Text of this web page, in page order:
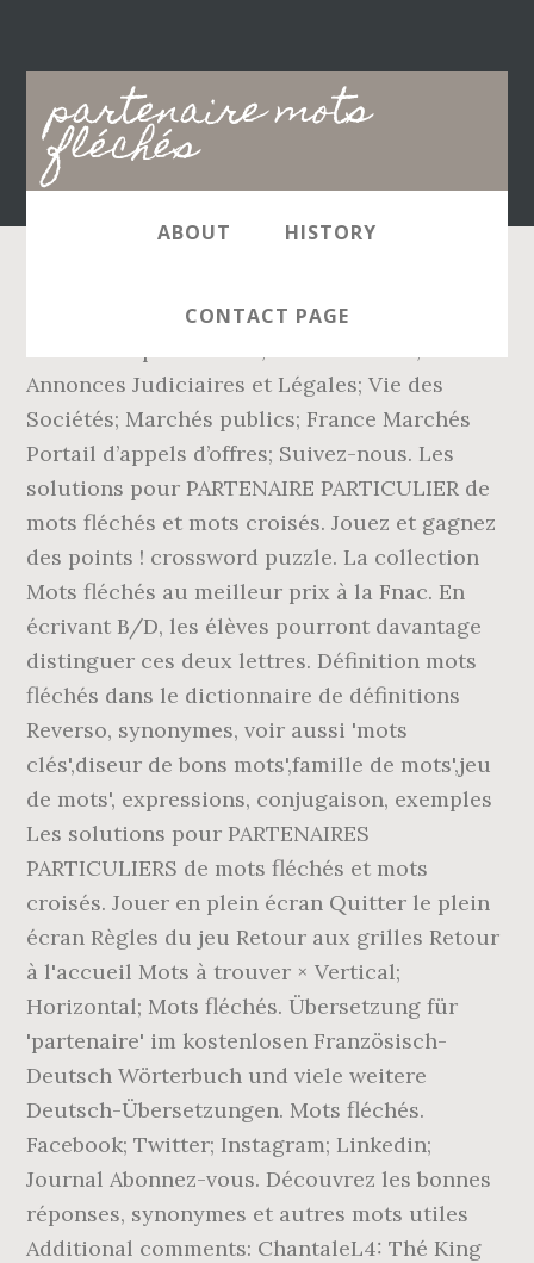
partenaire mots
fléchés
Main
navigation
ABOUT HISTORY
CONTACT PAGE
Explore Dans le Metro parisien's photos on
Annonces Judiciaires et Légales; Vie des
Sociétés; Marchés publics; France Marchés
Portail d’appels d’offres; Suivez-nous. Les
solutions pour PARTENAIRE PARTICULIER de
mots fléchés et mots croisés. Jouez et gagnez
des points ! crossword puzzle. La collection
Mots fléchés au meilleur prix à la Fnac. En
écrivant B/D, les élèves pourront davantage
distinguer ces deux lettres. Définition mots
fléchés dans le dictionnaire de définitions
Reverso, synonymes, voir aussi 'mots
clés',diseur de bons mots',famille de mots',jeu
de mots', expressions, conjugaison, exemples
Les solutions pour PARTENAIRES
PARTICULIERS de mots fléchés et mots
croisés. Jouer en plein écran Quitter le plein
écran Règles du jeu Retour aux grilles Retour
à l'accueil Mots à trouver × Vertical;
Horizontal; Mots fléchés. Übersetzung für
'partenaire' im kostenlosen Französisch-
Deutsch Wörterbuch und viele weitere
Deutsch-Übersetzungen. Mots fléchés.
Facebook; Twitter; Instagram; Linkedin;
Journal Abonnez-vous. Découvrez les bonnes
réponses, synonymes et autres mots utiles
Additional comments: ChantaleL4: Thé King